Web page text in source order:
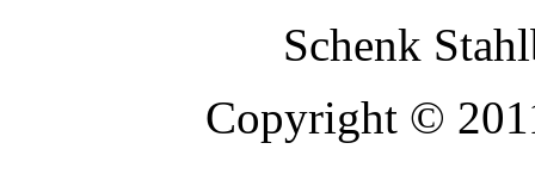
Schenk
Copyright ©